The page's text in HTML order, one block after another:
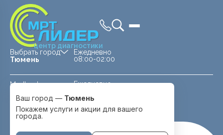
центр диагностики
Выбрать город
Тюмень
Medland —
Тюмень
Ежедневно
08:00-02:00
Ежедневно
Перейти
Ваш город — Тюмень
Покажем услуги и акции для вашего
города.